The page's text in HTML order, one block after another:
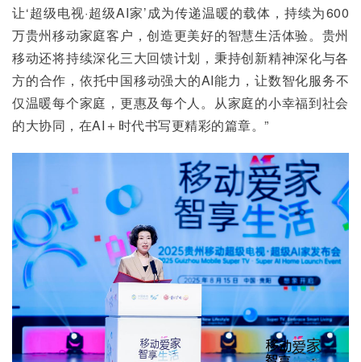
让‘超级电视·超级AI家’成为传递温暖的载体，持续为600
万贵州移动家庭客户，创造更美好的智慧生活体验。贵州
移动还将持续深化三大回馈计划，秉持创新精神深化与各
方的合作，依托中国移动强大的AI能力，让数智化服务不
仅温暖每个家庭，更惠及每个人。从家庭的小幸福到社会
的大协同，在AI＋时代书写更精彩的篇章。”